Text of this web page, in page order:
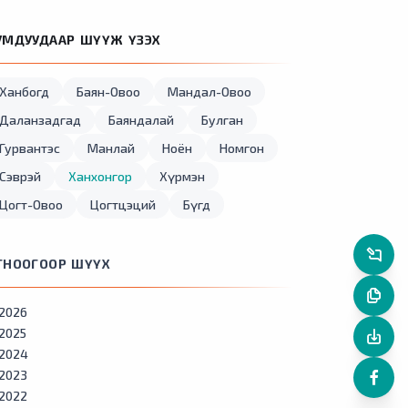
ШҮҮЖ ҮЗЭХ
Ханбогд Баян-Овоо
Мандал-Овоо
Даланзадгад
Баяндалай
Булган
Гурвантэс
Манлай Ноён
Номгон
Сэврэй
Ханхонгор
Хүрмэн
Цогт-Овоо
Цогтцэций Бүгд
ШҮҮХ